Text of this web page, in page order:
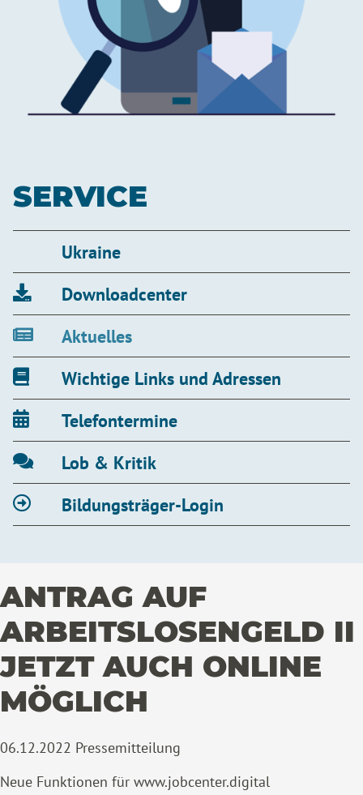
SERVICE
Ukraine
Downloadcenter
Aktuelles
Wichtige Links und Adressen
Telefontermine
Lob & Kritik
Bildungsträger-Login
ANTRAG AUF
ARBEITSLOSENGELD II
JETZT AUCH ONLINE
MÖGLICH
06.12.2022 Pressemitteilung
Neue Funktionen für www.jobcenter.digital